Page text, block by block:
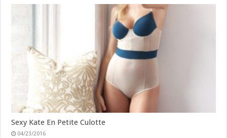
Sexy Kate En Petite Culotte
04/23/2016